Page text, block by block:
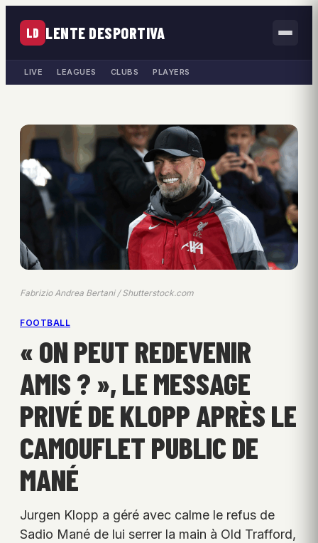
LD LENTE DESPORTIVA
LIVE LEAGUES CLUBS PLAYERS
Fabrizio Andrea Bertani / Shutterstock.com
FOOTBALL
« ON PEUT REDEVENIR
AMIS ? », LE MESSAGE
PRIVÉ DE KLOPP APRÈS LE
CAMOUFLET PUBLIC DE
MANÉ
Jurgen Klopp a géré avec calme le refus de
Sadio Mané de lui serrer la main à Old Trafford,